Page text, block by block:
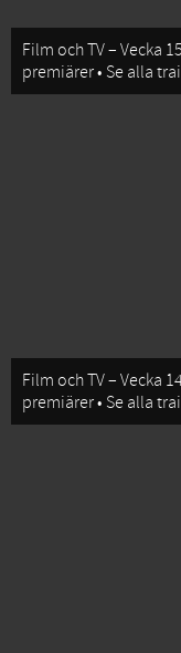
Film och TV – Vecka
premiärer • Se alla
Film och TV – Vecka
premiärer • Se alla